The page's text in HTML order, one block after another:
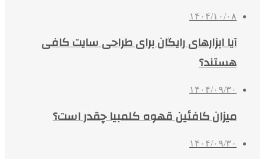
۱۴۰۴/۱۰/۰۸
آیا ابزارهای رایگان برای طراحی سایت کافی
هستند؟
۱۴۰۴/۰۹/۳۰
میزان کافئین قهوه کلمبیا چقدر است؟
۱۴۰۴/۰۹/۳۰